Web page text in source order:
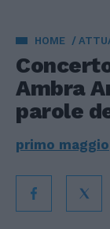
HOME
Ambra
parole
primo maggio